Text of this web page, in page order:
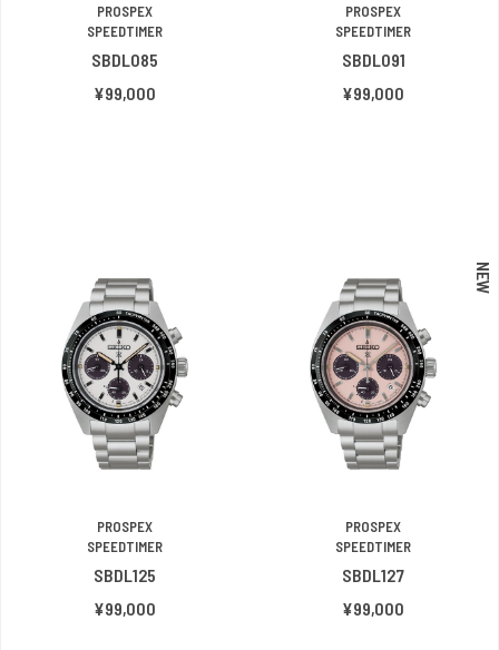
PROSPEX
SPEEDTIMER
SBDL085
¥99,000
PROSPEX
SPEEDTIMER
SBDL091
¥99,000
PROSPEX
SPEEDTIMER
SBDL125
¥99,000
NEW
PROSPEX
SPEEDTIMER
SBDL127
¥99,000